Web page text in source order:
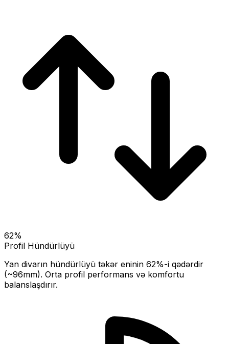
62%
Profil Hündürlüyü
Yan divarın hündürlüyü təkər eninin 62%-i qədərdir
(~96mm). Orta profil performans və komfortu
balanslaşdırır.